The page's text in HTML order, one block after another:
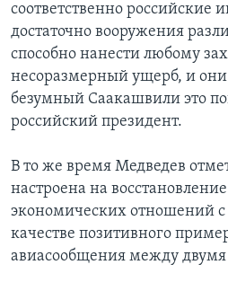
соответственно российские
достаточно вооружения
способно нанести любому
несоразмерный ущерб, и
безумный Саакашвили это
российский президент.
В то же время Медведев
настроена на
экономических отношений с
качестве позитивного
авиасообщения между